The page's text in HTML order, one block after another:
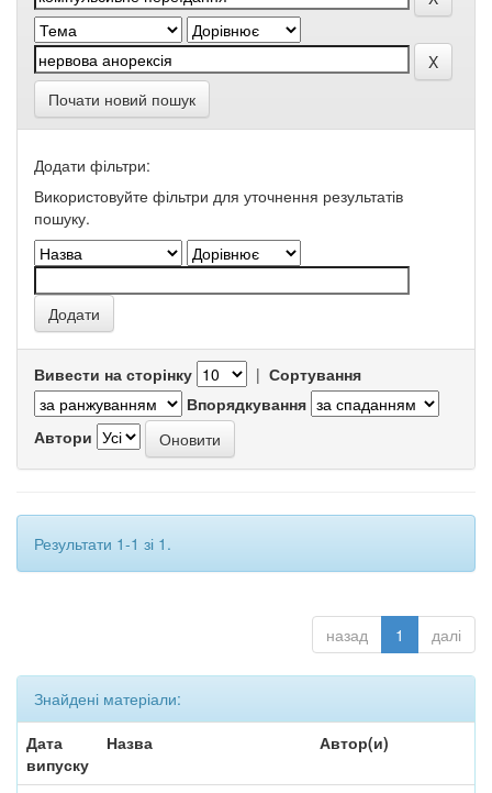
Почати новий пошук
Додати фільтри:
Використовуйте фільтри для уточнення результатів
пошуку.
Вивести на сторінку | Сортування
Впорядкування
Автори
Результати 1-1 зі 1.
назад 1 далі
Знайдені матеріали:
Дата
випуску
Назва Автор(и)